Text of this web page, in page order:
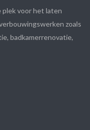
plek voor het laten
zoals
badkamerrenovatie,